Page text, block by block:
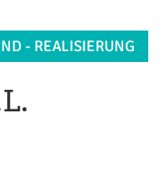
- REALISIERUNG